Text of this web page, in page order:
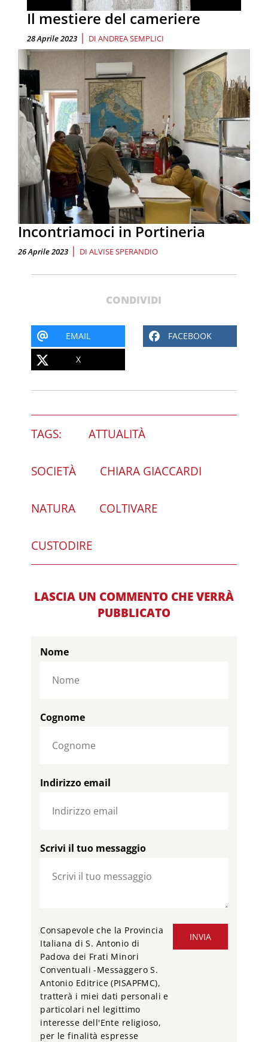
Il mestiere del cameriere
28 Aprile 2023 | DI ANDREA SEMPLICI
Incontriamoci in Portineria
26 Aprile 2023 | DI ALVISE SPERANDIO
CONDIVIDI
EMAIL FACEBOOK
X
TAGS: ATTUALITÀ
SOCIETÀ CHIARA GIACCARDI
NATURA COLTIVARE
CUSTODIRE
LASCIA UN COMMENTO CHE VERRÀ
PUBBLICATO
Nome
Cognome
Indirizzo email
Scrivi il tuo messaggio
INVIA
Consapevole che la Provincia
Italiana di S. Antonio di
Padova dei Frati Minori
Conventuali -Messaggero S.
Antonio Editrice (PISAPFMC),
tratterà i miei dati personali e
particolari nel legittimo
interesse dell'Ente religioso,
per le finalità espresse